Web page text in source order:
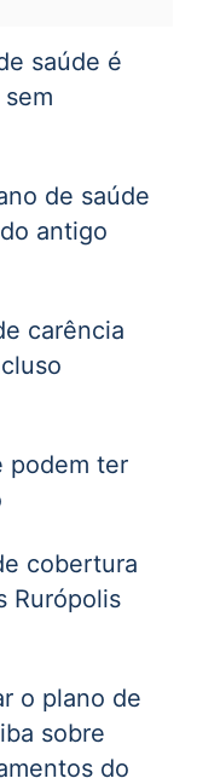
saúde é
de saúde
antigo
carência
podem ter
cobertura
Rurópolis
o plano de
sobre
do